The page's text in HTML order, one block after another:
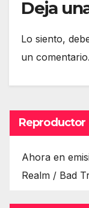
Deja
Lo siento,
un comentario.
Reproductor
Ahora en
Realm / Bad